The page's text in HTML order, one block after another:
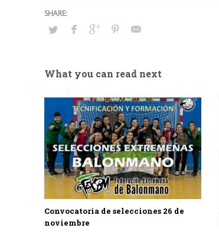
What you can read next
Convocatoria de selecciones 26 de
noviembre